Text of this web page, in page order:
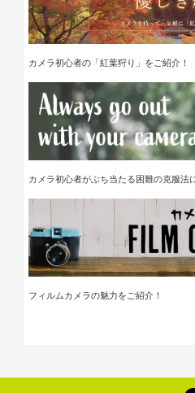
カメラ初心者の「紅葉狩り」 をご紹介！
カメラ初心者がぶち当たる困難の克服法
フィルムカメラの魅力をご紹介！